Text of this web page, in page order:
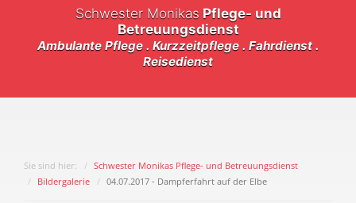
Schwester Monikas Pflege- und
Betreuungsdienst
Ambulante Pflege . Kurzzeitpflege . Fahrdienst .
Reisedienst
Sie sind hier:
Schwester Monikas Pflege- und Betreuungsdienst
Bildergalerie
04.07.2017 - Dampferfahrt auf der Elbe